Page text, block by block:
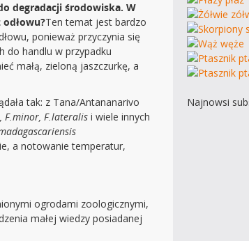
degradacji środowiska. W
Ten temat jest bardzo
ponieważ przyczynia się
do handlu w przypadku
małą, zieloną jaszczurkę, a
tak: z Tana/Antananarivo
F.minor, F.lateralis i wiele innych
a notowanie temperatur,
ogrodami zoologicznymi,
małej wiedzy posiadanej
Najnowsi